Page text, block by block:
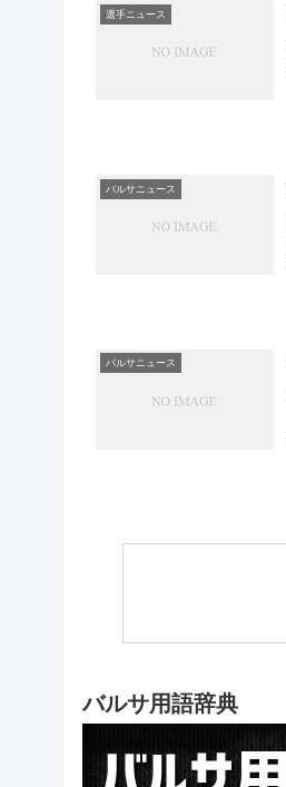
選手ニュース
バルサニュース
バルサニュース
バルサ用語辞典